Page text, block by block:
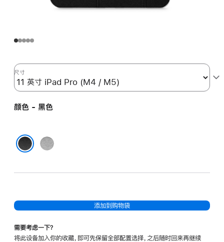
尺寸
颜色 - 黑色
灰
添加到购物袋
需要考虑一下？
将此设备加入你的收藏，即可先保留全部配置选择，之后随时回来再继续